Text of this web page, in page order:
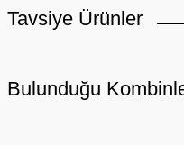
Tavsiye Ürünler
Bulunduğu